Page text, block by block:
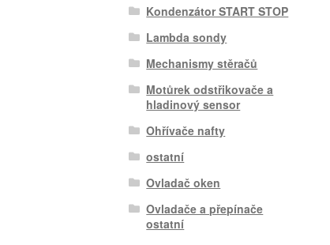
Kondenzátor START STOP
Lambda sondy
Mechanismy stěračů
Motůrek odstřikovače a
hladinový sensor
Ohřívače nafty
ostatní
Ovladač oken
Ovladače a přepínače
ostatní